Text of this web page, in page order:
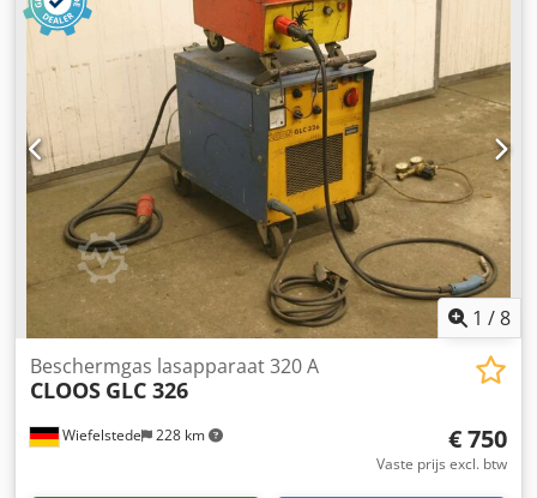
gebruikte robots: 1 Aantal assen: 6 Draaglast: 15 kg
Aandrijving per as: digitaal geregelde AC-servomotor
Meetsysteem: digitaal, absoluut (resolver)
Herhalingsnauwkeurigheid: ± 0,1 mm Werkbereik:
halfbolvormig, ca. Ø 4.430 mm Cedpezg Nm Defx An Eorf
Zwenkbereik van de assen As 1: 340° As 2: 215° As 3: 290°
As 4: 358° As 5: 270° As 6: 600° Max. snelheid van de assen
As 1: 151°/s As 2: 151°/s As 3: 176°/s As 4: 290°/s As 5:
338°/s As 6: 410°/s
1 /8
Wiefelstede 228 km
Beschermgas lasapparaat 320 A
CLOOS GLC 326
€ 750
Vaste prijs excl. btw